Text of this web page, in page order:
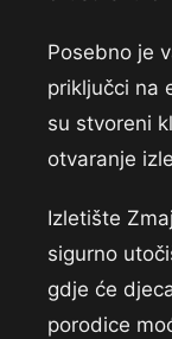
Posebno je
priključci na
su stvoreni
otvaranje
Izletište
sigurno
gdje će
porodice